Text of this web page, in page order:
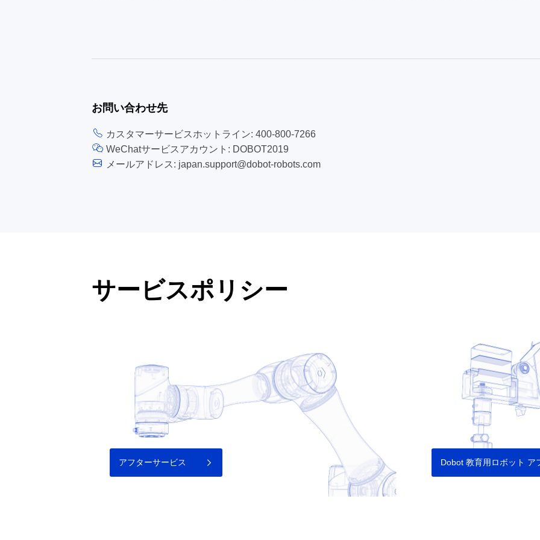
お問い合わせ先
カスタマーサービスホットライン: 400-800-7266
WeChatサービスアカウント: DOBOT2019
メールアドレス: japan.support@dobot-robots.com
サービスポリシー
アフターサービス Dobot 教育用ロボット ア